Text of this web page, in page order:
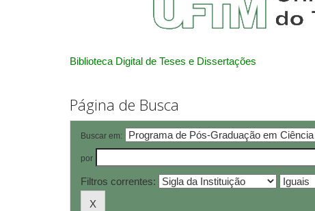
Biblioteca Digital de Teses e Dissertações
Página de Busca
Buscar em:
por
Filtros correntes: